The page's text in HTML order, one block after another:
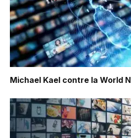
Michael Kael contre la World